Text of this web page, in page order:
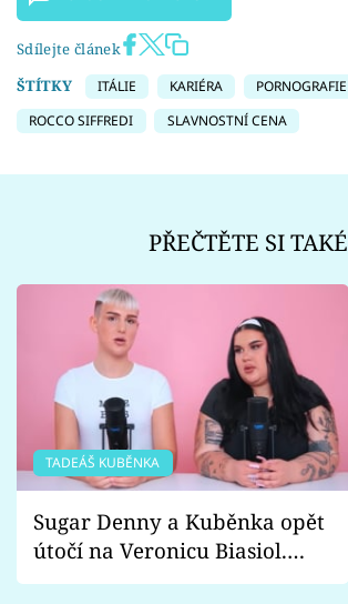
Sdílejte článek
ŠTÍTKY
ITÁLIE KARIÉRA PORNOGRAFIE
ROCCO SIFFREDI
SLAVNOSTNÍ CENA
PŘEČTĚTE SI TAKÉ
TADEÁŠ KUBĚNKA
Sugar Denny a Kuběnka opět
útočí na Veronicu Biasiol.
Proč je podle nich falešná a